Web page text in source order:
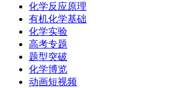
化学反应原理
有机化学基础
化学实验
高考专题
题型突破
化学博览
动画短视频